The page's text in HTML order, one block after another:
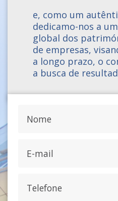
e, como um
dedicamo-nos a
global dos
de empresas,
a longo prazo, o
a busca de